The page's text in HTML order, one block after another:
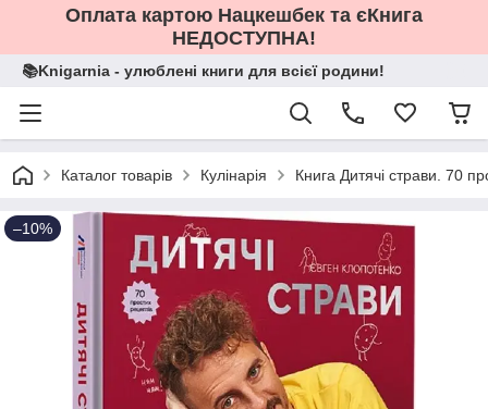
Оплата картою Нацкешбек та єКнига
НЕДОСТУПНА!
📚Knigarnia - улюблені книги для всієї родини!
Каталог товарів Кулінарія Книга Дитячі страви. 70
–10%